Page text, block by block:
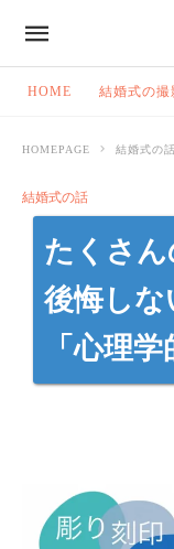
HOME 結婚式の撮
HOMEPAGE 結婚式の話
結婚式の話
たくさん
後悔しな
「心理